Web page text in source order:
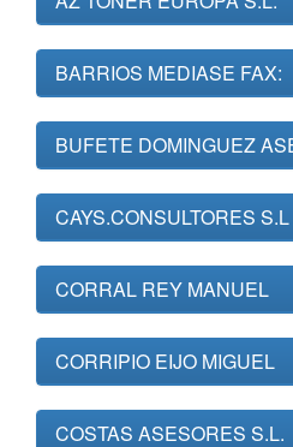
BARRIOS MEDIASE FAX:
BUFETE DOMINGUEZ
CAYS.CONSULTORES S.L
CORRAL REY MANUEL
CORRIPIO EIJO MIGUEL
COSTAS ASESORES S.L.